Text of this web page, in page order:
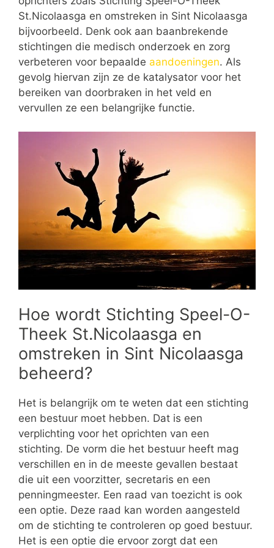
St.Nicolaasga en omstreken in Sint Nicolaasga
bijvoorbeeld. Denk ook aan baanbrekende
stichtingen die medisch onderzoek en zorg
verbeteren voor bepaalde aandoeningen. Als
gevolg hiervan zijn ze de katalysator voor het
bereiken van doorbraken in het veld en
vervullen ze een belangrijke functie.
Hoe wordt Stichting Speel-O-
Theek St.Nicolaasga en
omstreken in Sint Nicolaasga
beheerd?
Het is belangrijk om te weten dat een stichting
een bestuur moet hebben. Dat is een
verplichting voor het oprichten van een
stichting. De vorm die het bestuur heeft mag
verschillen en in de meeste gevallen bestaat
die uit een voorzitter, secretaris en een
penningmeester. Een raad van toezicht is ook
een optie. Deze raad kan worden aangesteld
om de stichting te controleren op goed bestuur.
Het is een optie die ervoor zorgt dat een